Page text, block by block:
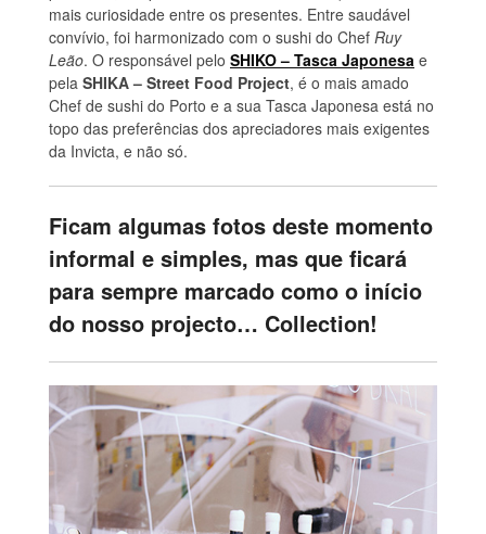
mais curiosidade entre os presentes. Entre saudável
convívio, foi harmonizado com o sushi do Chef Ruy
Leão. O responsável pelo SHIKO – Tasca Japonesa e
pela SHIKA – Street Food Project, é o mais amado
Chef de sushi do Porto e a sua Tasca Japonesa está no
topo das preferências dos apreciadores mais exigentes
da Invicta, e não só.
Ficam algumas fotos deste momento
informal e simples, mas que ficará
para sempre marcado como o início
do nosso projecto… Collection!